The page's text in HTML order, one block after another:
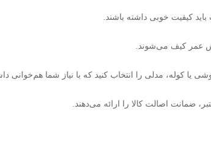
کیفیت خوبی داشته باشند.
عمر کیف می‌شوند.
یا کوله، مدلی را انتخاب کنید که با نیاز شما هم‌خوانی
ضمانت اصالت کالا را ارائه می‌دهند.